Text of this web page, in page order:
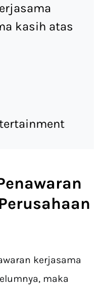
kasih atas
kerjasama
maka